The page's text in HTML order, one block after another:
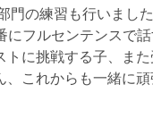
門の練習も行いまし
にフルセンテンスで
に挑戦する子、ま
これからも一緒に頑